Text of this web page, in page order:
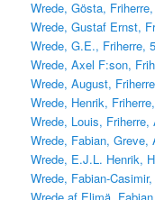
Wrede, Gösta,
Wrede, Gustaf Ernst,
Wrede, G.E., Friherre,
Wrede, Axel F:son,
Wrede, August,
Wrede, Henrik,
Wrede, Louis, Friherre,
Wrede, Fabian, Greve,
Wrede, E.J.L. Henrik,
Wrede, Fabian-